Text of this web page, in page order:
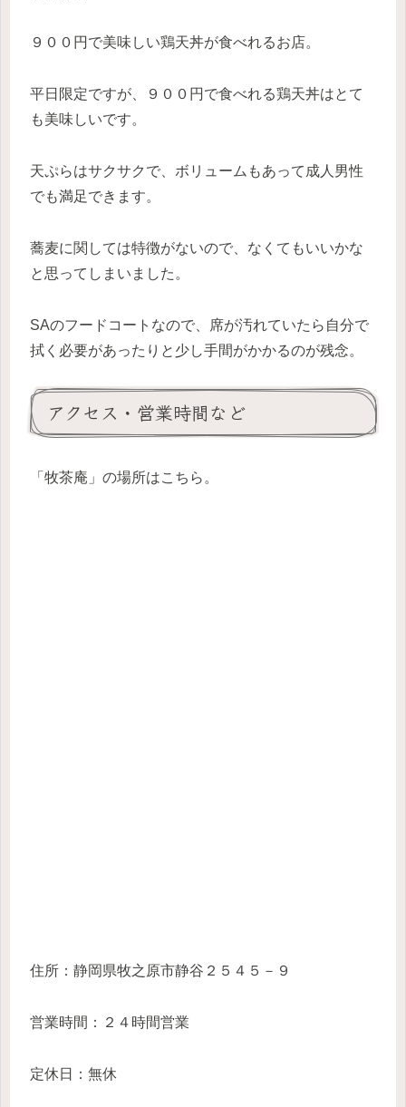
９００円で美味しい鶏天丼が食べれるお店。
平日限定ですが、９００円で食べれる鶏天丼はとて
も美味しいです。
天ぷらはサクサクで、ボリュームもあって成人男性
でも満足できます。
蕎麦に関しては特徴がないので、なくてもいいかな
と思ってしまいました。
SAのフードコートなので、席が汚れていたら自分で
拭く必要があったりと少し手間がかかるのが残念。
アクセス・営業時間など
「牧茶庵」の場所はこちら。
住所：静岡県牧之原市静谷２５４５－９
営業時間：２４時間営業
定休日：無休